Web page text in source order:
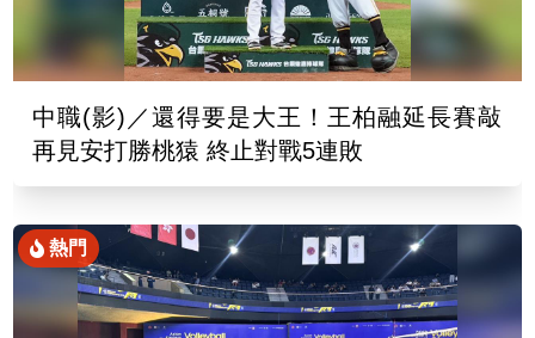
中職(影)／還得要是大王！王柏融延長賽敲
再見安打勝桃猿 終止對戰5連敗
熱門